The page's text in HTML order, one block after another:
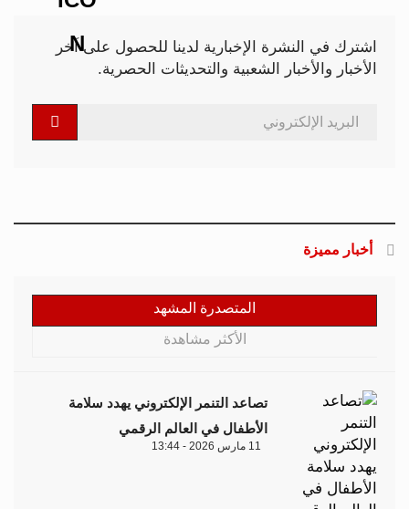
اشترك في النشرة الإخبارية لدينا للحصول على آخر
الأخبار والأخبار الشعبية والتحديثات الحصرية.
أخبار مميزة
المتصدرة المشهد
الأكثر مشاهدة
تصاعد التنمر الإلكتروني يهدد سلامة
الأطفال في العالم الرقمي
11 مارس 2026 - 13:44